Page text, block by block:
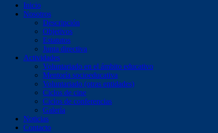
Inicio
Nosotros
Descripción
Objetivos
Estatutos
Junta directiva
Actividades
Voluntariado en el ámbito educativo
Mentoría socioeducativa
Voluntariado (otras entidades)
Ciclos de cine
Ciclos de conferencias
Galería
Noticias
Contacto